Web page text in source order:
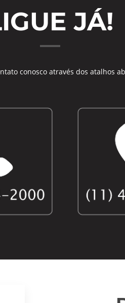
JÁ!
conosco através dos atalhos